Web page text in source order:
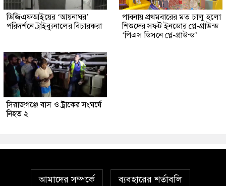
ডিজিএফআইয়ের ‘আয়নাঘর’
পরিদর্শনে ট্রাইব্যুনালের বিচারকরা
পাবনায় প্রথমবারের মত চালু হলো
শিশুদের সফট ইনডোর প্লে-গ্রাউন্ড
‘পিএস ডিসনে প্লে-গ্রাউন্ড’
সিরাজগঞ্জে বাস ও ট্রাকের সংঘর্ষে
নিহত ২
আমাদের সম্পর্কে ব্যবহারের শর্তাবলি